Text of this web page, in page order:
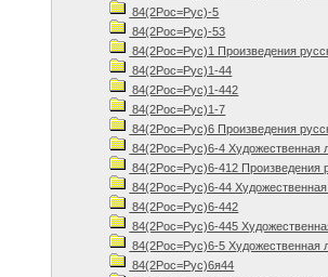
84(2Рос=Рус)-5
84(2Рос=Рус)-53
84(2Рос=Рус)1 Произведения
84(2Рос=Рус)1-44
84(2Рос=Рус)1-442
84(2Рос=Рус)1-7
84(2Рос=Рус)6 Произведения
84(2Рос=Рус)6-4 Художественная
84(2Рос=Рус)6-412 Произведения
84(2Рос=Рус)6-44
84(2Рос=Рус)6-442
84(2Рос=Рус)6-445
84(2Рос=Рус)6-5 Художественная
84(2Рос=Рус)6я44